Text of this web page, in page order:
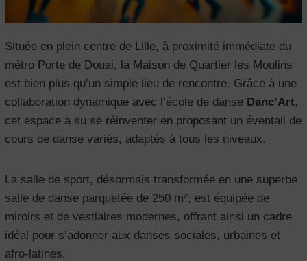
Située en plein centre de Lille, à proximité immédiate du
métro Porte de Douai, la Maison de Quartier les Moulins
est bien plus qu’un simple lieu de rencontre. Grâce à une
collaboration dynamique avec l’école de danse Danc’Art,
cet espace a su se réinventer en proposant un éventail de
cours de danse variés, adaptés à tous les niveaux.
La salle de sport, désormais transformée en une superbe
salle de danse parquetée de 250 m², est équipée de
miroirs et de vestiaires modernes, offrant ainsi un cadre
idéal pour s’adonner aux danses sociales, urbaines et
afro-latines.